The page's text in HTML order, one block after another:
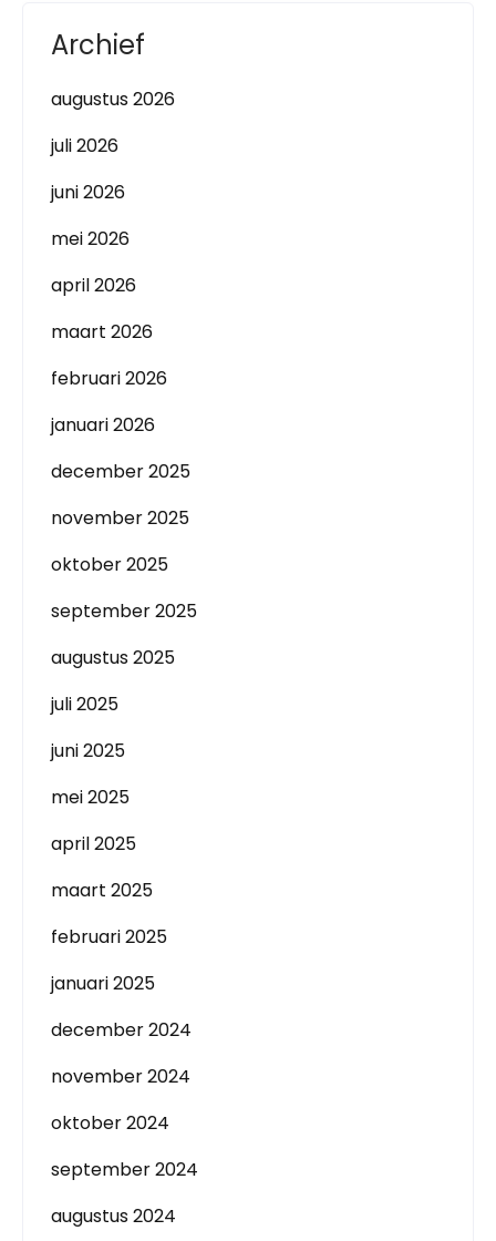
Archief
augustus 2026
juli 2026
juni 2026
mei 2026
april 2026
maart 2026
februari 2026
januari 2026
december 2025
november 2025
oktober 2025
september 2025
augustus 2025
juli 2025
juni 2025
mei 2025
april 2025
maart 2025
februari 2025
januari 2025
december 2024
november 2024
oktober 2024
september 2024
augustus 2024